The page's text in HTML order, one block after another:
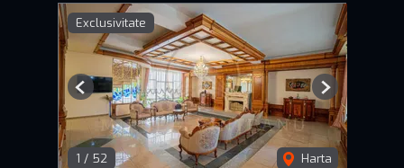
Exclusivitate
1 / 52 Harta
Previous Next